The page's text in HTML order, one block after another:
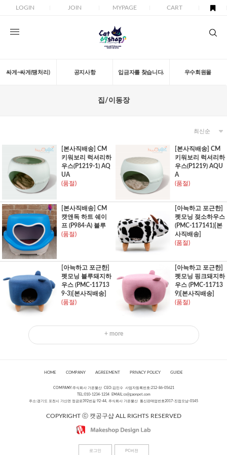
LOGIN JOIN MYPAGE CART
싸게~싸게(땡처리) 공지사항 입금자를 찾습니다. 우수회원몰
집/이동장
[본사직배송] CM
키워보리 럭셔리하
우스(P1219-1) AQ
UA
(품절)
[본사직배송] CM
키워보리 럭셔리하
우스(P1219) AQU
A
(품절)
[본사직배송] CM
캣앤독 하트 쉐이
프 (P984-A) 블루
(품절)
[아늑하고 포근한]
펫모닝 젖소하우스
(PMC-117141)[본
사직배송]
(품절)
[아늑하고 포근한]
펫모닝 블루돼지하
우스 (PMC-11713
9-3)[본사직배송]
(품절)
[아늑하고 포근한]
펫모닝 핑크돼지하
우스 (PMC-11713
9)[본사직배송]
(품절)
+ more
HOME COMPANY AGREEMENT PRIVACY POLICY GUIDE
COMPANY:주식회사 가온물산 CEO:김민수 사업자등록번호:212-86-05621
TEL:010-1234-1234 EMAIL:cs@gaonpet.com
주소:경기도 포천시 가산면 정금로392번길 92-44, 주식회사 가온물산 통신판매업번호2017-진접오남-0145
COPYRIGHT ⓒ 캣공구샵 ALL RIGHTS RESERVED
로그인 PC버전